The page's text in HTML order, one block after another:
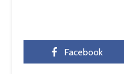
Facebook